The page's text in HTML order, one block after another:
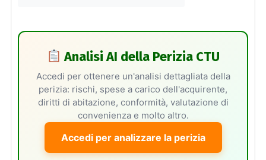
Analisi AI della Perizia CTU
Accedi per ottenere un'analisi dettagliata della
perizia: rischi, spese a carico dell'acquirente,
diritti di abitazione, conformità, valutazione di
convenienza e molto altro.
Accedi per analizzare la perizia